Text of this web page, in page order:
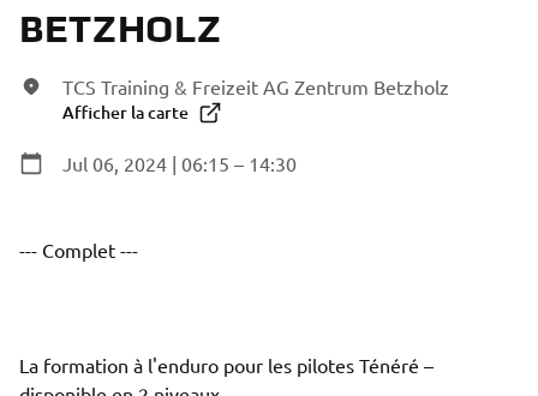
BETZHOLZ
TCS Training & Freizeit AG Zentrum Betzholz
Afficher la carte
Jul 06, 2024 | 06:15 – 14:30
--- Complet ---
La formation à l'enduro pour les pilotes Ténéré –